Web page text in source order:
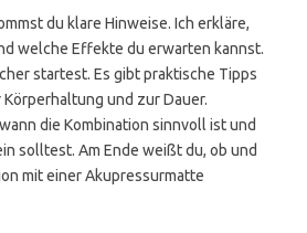
du klare Hinweise. Ich erkläre,
welche Effekte du erwarten kannst.
startest. Es gibt praktische Tipps
und zur Dauer.
die Kombination sinnvoll ist und
solltest. Am Ende weißt du, ob und
mit einer Akupressurmatte